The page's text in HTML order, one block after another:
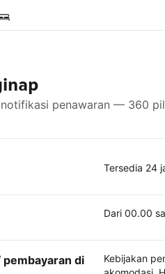
penawaran — 360
Tersedia 24
Dari 00.00
pembayaran di
Kebijakan